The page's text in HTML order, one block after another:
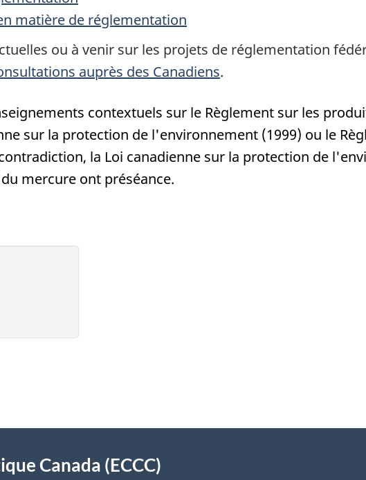
matière de réglementation
ou à venir sur les projets de réglementation
auprès des Canadiens.
contextuels sur le Règlement sur les
sur la protection de l'environnement (1999) ou le
la Loi canadienne sur la protection de
mercure ont préséance.
Canada (ECCC)